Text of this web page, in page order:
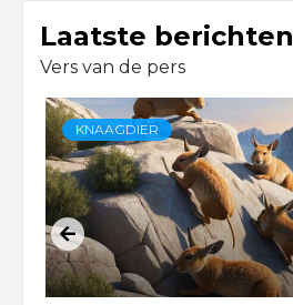
Laatste berichten
Vers van de pers
KNAAGDIER